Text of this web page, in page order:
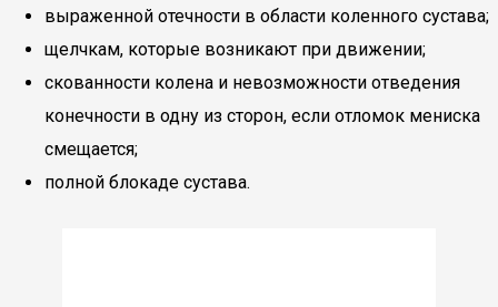
выраженной отечности в области коленного сустава;
щелчкам, которые возникают при движении;
скованности колена и невозможности отведения
конечности в одну из сторон, если отломок мениска
смещается;
полной блокаде сустава.